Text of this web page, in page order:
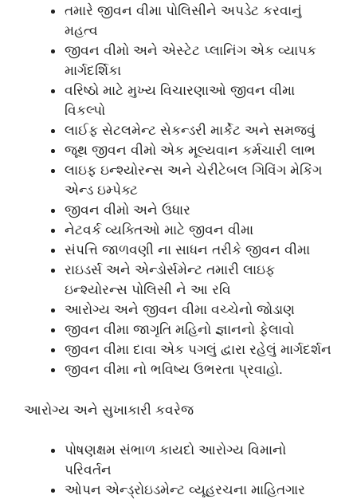
તમારે જીવન વીમા પોલિસીને અપડેટ કરવાનું
મહત્વ
જીવન વીમો અને એસ્ટેટ પ્લાનિંગ એક વ્યાપક
માર્ગદર્શિકા
વરિષ્ઠો માટે મુખ્ય વિચારણાઓ જીવન વીમા
વિકલ્પો
લાઈફ સેટલમેન્ટ સેકન્ડરી માર્કેટ અને સમજવું
જૂથ જીવન વીમો એક મૂલ્યવાન કર્મચારી લાભ
લાઇફ ઇન્શ્યોરન્સ અને ચેરીટેબલ ગિવિંગ મેકિંગ
એન્ડ ઇમ્પેક્ટ
જીવન વીમો અને ઉધાર
નેટવર્ક વ્યક્તિઓ માટે જીવન વીમા
સંપત્તિ જાળવણી ના સાધન તરીકે જીવન વીમા
રાઇડર્સ અને એન્ડોર્સમેન્ટ તમારી લાઇફ
ઇન્શ્યોરન્સ પોલિસી ને આ રવિ
આરોગ્ય અને જીવન વીમા વચ્ચેનો જોડાણ
જીવન વીમા જાગૃતિ મહિનો જ્ઞાનનો ફેલાવો
જીવન વીમા દાવા એક પગલું દ્વારા રહેલું માર્ગદર્શન
જીવન વીમા નો ભવિષ્ય ઉભરતા પ્રવાહો.
આરોગ્ય અને સુખાકારી કવરેજ
પોષણક્ષમ સંભાળ કાયદો આરોગ્ય વિમાનો
પરિવર્તન
ઓપન એન્ડ્રોઇડમેન્ટ વ્યૂહરચના માહિતગાર